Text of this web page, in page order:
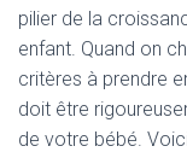
pilier de la
enfant. Quand on
critères à prendre
doit être
de votre bébé.